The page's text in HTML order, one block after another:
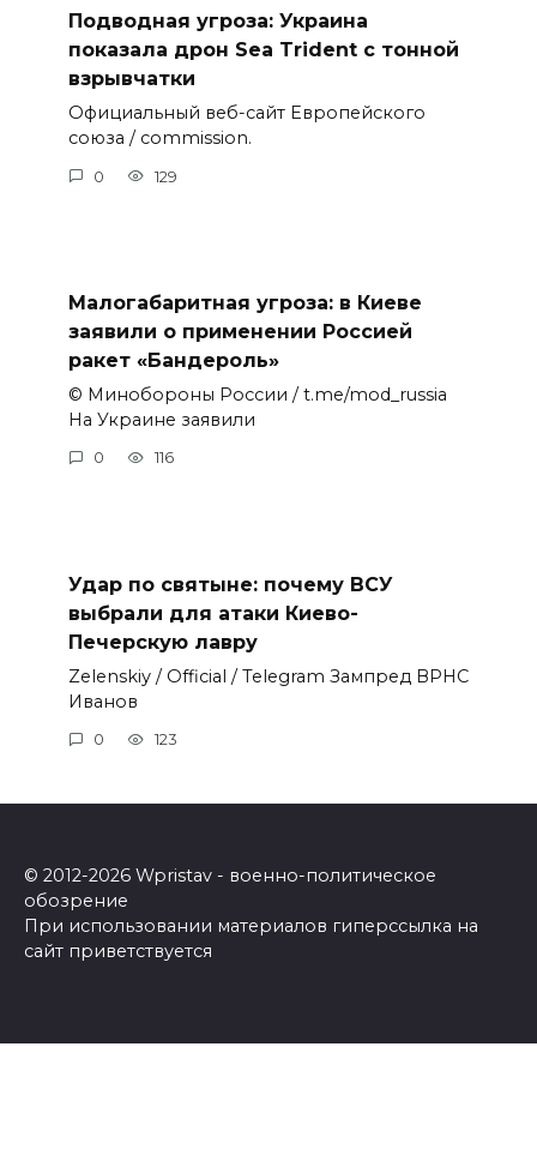
Подводная угроза: Украина
показала дрон Sea Trident с тонной
взрывчатки
Официальный веб-сайт Европейского
союза / commission.
0 129
Малогабаритная угроза: в Киеве
заявили о применении Россией
ракет «Бандероль»
© Минобороны России / t.me/mod_russia
На Украине заявили
0 116
Удар по святыне: почему ВСУ
выбрали для атаки Киево-
Печерскую лавру
Zеlеnskiу / Оfficiаl / Telegram Зампред ВРНС
Иванов
0 123
© 2012-2026 Wpristav - военно-политическое
обозрение
При использовании материалов гиперссылка на
сайт приветствуется